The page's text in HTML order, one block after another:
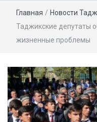
Главная / Новости
Таджикские депутаты
жизненные проблемы